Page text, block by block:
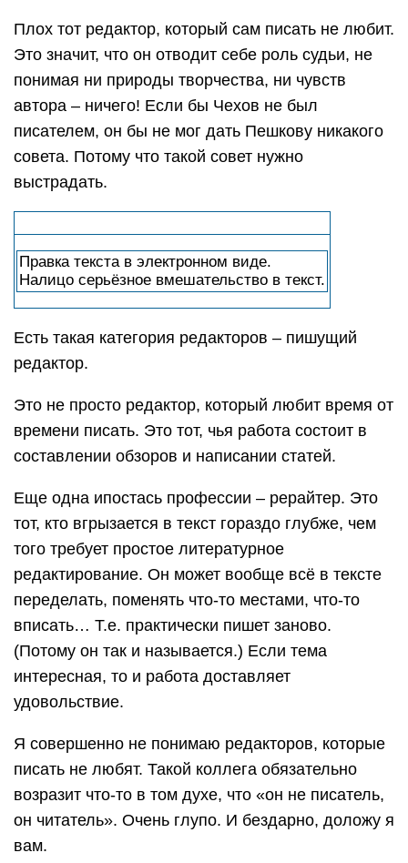
Плох тот редактор, который сам писать не любит.
Это значит, что он отводит себе роль судьи, не
понимая ни природы творчества, ни чувств
автора – ничего! Если бы Чехов не был
писателем, он бы не мог дать Пешкову никакого
совета. Потому что такой совет нужно
выстрадать.
Правка текста в электронном виде.
Налицо серьёзное вмешательство в текст.
Есть такая категория редакторов – пишущий
редактор.
Это не просто редактор, который любит время от
времени писать. Это тот, чья работа состоит в
составлении обзоров и написании статей.
Еще одна ипостась профессии – рерайтер. Это
тот, кто вгрызается в текст гораздо глубже, чем
того требует простое литературное
редактирование. Он может вообще всё в тексте
переделать, поменять что-то местами, что-то
вписать… Т.е. практически пишет заново.
(Потому он так и называется.) Если тема
интересная, то и работа доставляет
удовольствие.
Я совершенно не понимаю редакторов, которые
писать не любят. Такой коллега обязательно
возразит что-то в том духе, что «он не писатель,
он читатель». Очень глупо. И бездарно, доложу я
вам.